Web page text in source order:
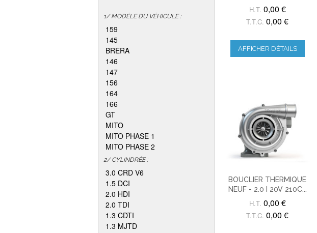
H.T. 0,00 €
T.T.C. 0,00 €
AFFICHER DÉTAILS
BOUCLIER THERMIQUE
NEUF - 2.0 I 20V 210C...
H.T. 0,00 €
T.T.C. 0,00 €
1/ MODÈLE DU VÉHICULE :
159
145
BRERA
146
147
156
164
166
GT
MITO
MITO PHASE 1
MITO PHASE 2
2/ CYLINDRÉE :
3.0 CRD V6
1.5 DCI
2.0 HDI
2.0 TDI
1.3 CDTI
1.3 MJTD